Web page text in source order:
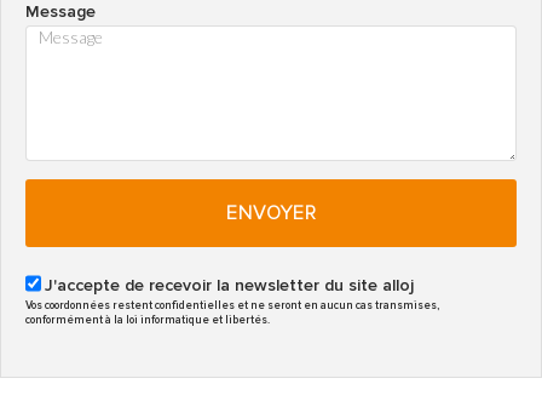
Message
ENVOYER
J'accepte de recevoir la newsletter du site alloj
Vos coordonnées restent confidentielles et ne seront en aucun cas transmises,
conformément à la loi informatique et libertés.